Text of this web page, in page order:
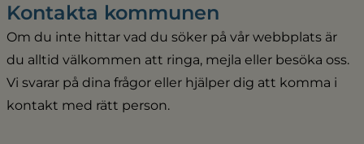
Kontakta kommunen
Om du inte hittar vad du söker på vår webbplats är
du alltid välkommen att ringa, mejla eller besöka oss.
Vi svarar på dina frågor eller hjälper dig att komma i
kontakt med rätt person.